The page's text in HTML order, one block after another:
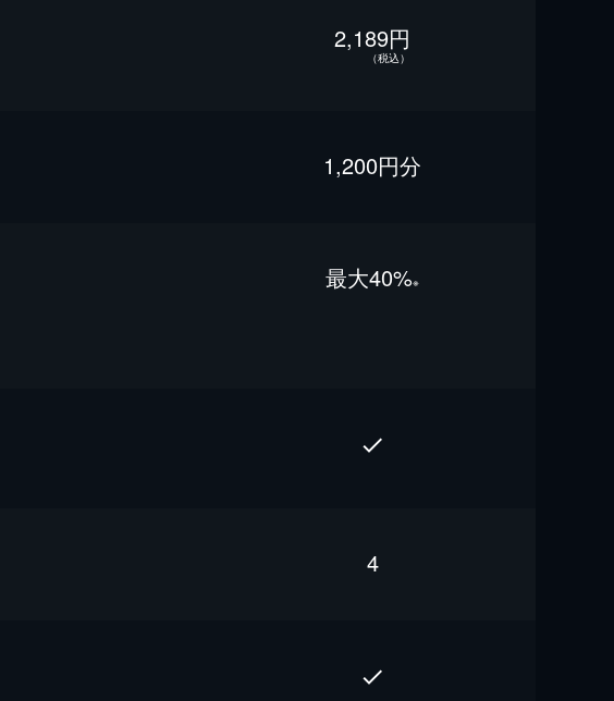
2,189円
（税込）
1,200円分
最⼤40%※
4